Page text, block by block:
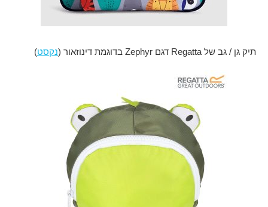
תיק גן / גב של Regatta דגם Zephyr בדוגמת דינוזאור ( נקסט)